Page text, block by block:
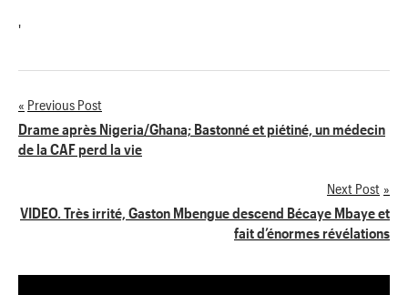
'
Navigation
de
Previous Post
Drame après Nigeria/Ghana; Bastonné et piétiné, un médecin
de la CAF perd la vie
Next Post
VIDEO. Très irrité, Gaston Mbengue descend Bécaye Mbaye et
fait d’énormes révélations